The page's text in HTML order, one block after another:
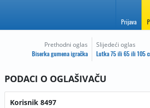
Prijava
Prethodni oglas
Biserka gumena igračka
Slijedeći oglas
Lutka 75 ili 65 ili 105
PODACI O OGLAŠIVAČU
Korisnik 8497